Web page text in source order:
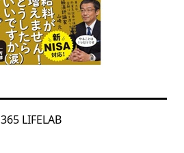
365 LIFELAB